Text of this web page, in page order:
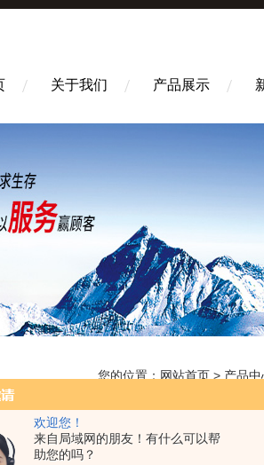
欢迎您！
来自局域网的朋友！有什么可以帮
助您的吗？
关于我们 产品展示
您的位置： 网站首页 > 产品中